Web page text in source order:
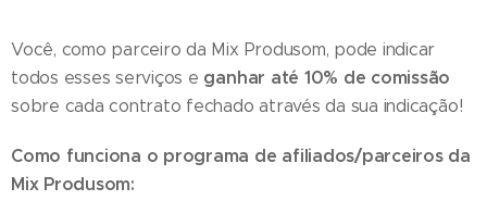
Você, como parceiro da Mix Produsom, pode indicar
todos esses serviços e ganhar até 10% de comissão
sobre cada contrato fechado através da sua indicação!
Como funciona o programa de afiliados/parceiros da
Mix Produsom: